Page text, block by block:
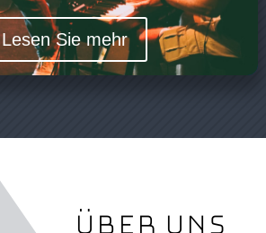
Lesen Sie mehr
über uns